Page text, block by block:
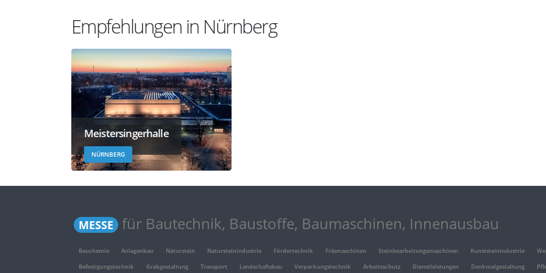
Empfehlungen in Nürnberg
Meistersingerhalle
NÜRNBERG
MESSE für Bautechnik, Baustoffe, Baumaschinen, Innenausbau
Bauchemie Anlagenbau Naturstein Natursteinindustrie Fördertechnik Fräsmaschinen Steinbearbeitungsmaschinen Kunststeinindustrie
Befestigungstechnik
Grabgestaltung Transport Landschaftsbau Verpackungstechnik Arbeitsschutz Dienstleistungen Denkmalgestaltung